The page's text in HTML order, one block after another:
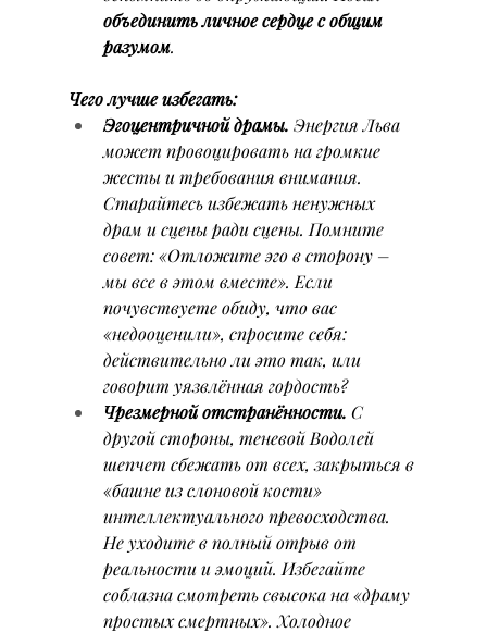
объединить личное сердце с общим
разумом.
Чего лучше избегать:
Эгоцентричной драмы. Энергия Льва
может провоцировать на громкие
жесты и требования внимания.
Старайтесь избежать ненужных
драм и сцены ради сцены. Помните
совет: «Отложите эго в сторону –
мы все в этом вместе». Если
почувствуете обиду, что вас
«недооценили», спросите себя:
действительно ли это так, или
говорит уязвлённая гордость?
Чрезмерной отстранённости. С
другой стороны, теневой Водолей
шепчет сбежать от всех, закрыться в
«башне из слоновой кости»
интеллектуального превосходства.
Не уходите в полный отрыв от
реальности и эмоций. Избегайте
соблазна смотреть свысока на «драму
простых смертных». Холодное